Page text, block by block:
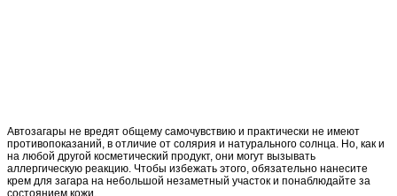
Автозагары не вредят общему самочувствию и практически не имеют
противопоказаний, в отличие от солярия и натурального солнца. Но, как и
на любой другой косметический продукт, они могут вызывать
аллергическую реакцию. Чтобы избежать этого, обязательно нанесите
крем для загара на небольшой незаметный участок и понаблюдайте за
состоянием кожи.